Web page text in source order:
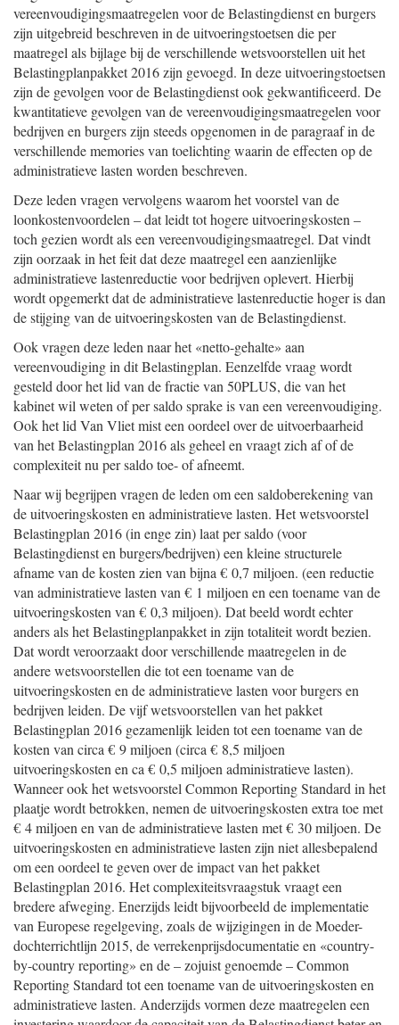
vereenvoudigingsmaatregelen voor de Belastingdienst en burgers
zijn uitgebreid beschreven in de uitvoeringstoetsen die per
maatregel als bijlage bij de verschillende wetsvoorstellen uit het
Belastingplanpakket 2016 zijn gevoegd. In deze uitvoeringstoetsen
zijn de gevolgen voor de Belastingdienst ook gekwantificeerd. De
kwantitatieve gevolgen van de vereenvoudigingsmaatregelen voor
bedrijven en burgers zijn steeds opgenomen in de paragraaf in de
verschillende memories van toelichting waarin de effecten op de
administratieve lasten worden beschreven.
Deze leden vragen vervolgens waarom het voorstel van de
loonkostenvoordelen – dat leidt tot hogere uitvoeringskosten –
toch gezien wordt als een vereenvoudigingsmaatregel. Dat vindt
zijn oorzaak in het feit dat deze maatregel een aanzienlijke
administratieve lastenreductie voor bedrijven oplevert. Hierbij
wordt opgemerkt dat de administratieve lastenreductie hoger is dan
de stijging van de uitvoeringskosten van de Belastingdienst.
Ook vragen deze leden naar het «netto-gehalte» aan
vereenvoudiging in dit Belastingplan. Eenzelfde vraag wordt
gesteld door het lid van de fractie van 50PLUS, die van het
kabinet wil weten of per saldo sprake is van een vereenvoudiging.
Ook het lid Van Vliet mist een oordeel over de uitvoerbaarheid
van het Belastingplan 2016 als geheel en vraagt zich af of de
complexiteit nu per saldo toe- of afneemt.
Naar wij begrijpen vragen de leden om een saldoberekening van
de uitvoeringskosten en administratieve lasten. Het wetsvoorstel
Belastingplan 2016 (in enge zin) laat per saldo (voor
Belastingdienst en burgers/bedrijven) een kleine structurele
afname van de kosten zien van bijna € 0,7 miljoen. (een reductie
van administratieve lasten van € 1 miljoen en een toename van de
uitvoeringskosten van € 0,3 miljoen). Dat beeld wordt echter
anders als het Belastingplanpakket in zijn totaliteit wordt bezien.
Dat wordt veroorzaakt door verschillende maatregelen in de
andere wetsvoorstellen die tot een toename van de
uitvoeringskosten en de administratieve lasten voor burgers en
bedrijven leiden. De vijf wetsvoorstellen van het pakket
Belastingplan 2016 gezamenlijk leiden tot een toename van de
kosten van circa € 9 miljoen (circa € 8,5 miljoen
uitvoeringskosten en ca € 0,5 miljoen administratieve lasten).
Wanneer ook het wetsvoorstel Common Reporting Standard in het
plaatje wordt betrokken, nemen de uitvoeringskosten extra toe met
€ 4 miljoen en van de administratieve lasten met € 30 miljoen. De
uitvoeringskosten en administratieve lasten zijn niet allesbepalend
om een oordeel te geven over de impact van het pakket
Belastingplan 2016. Het complexiteitsvraagstuk vraagt een
bredere afweging. Enerzijds leidt bijvoorbeeld de implementatie
van Europese regelgeving, zoals de wijzigingen in de Moeder-
dochterrichtlijn 2015, de verrekenprijsdocumentatie en «country-
by-country reporting» en de – zojuist genoemde – Common
Reporting Standard tot een toename van de uitvoeringskosten en
administratieve lasten. Anderzijds vormen deze maatregelen een